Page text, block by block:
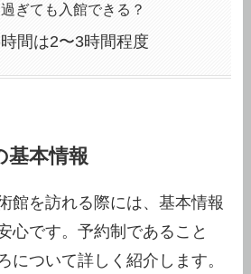
ぎても入館できる？
間は2〜3時間程度
基本情報
館を訪れる際には、基本情報
心です。予約制であること
について詳しく紹介します。